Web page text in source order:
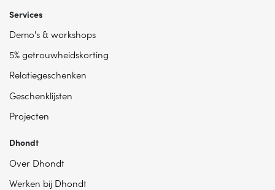
Services
Demo's & workshops
5% getrouwheidskorting
Relatiegeschenken
Geschenklijsten
Projecten
Dhondt
Over Dhondt
Werken bij Dhondt